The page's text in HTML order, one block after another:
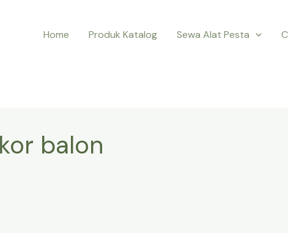
Home Produk Katalog Sewa Alat Pesta
balon